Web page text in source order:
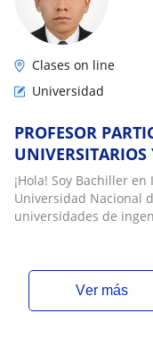
Clases on line
Universidad
PROFESOR
UNIVERSITARIOS
¡Hola! Soy Bachiller
Universidad Nacional
universidades de
ver más